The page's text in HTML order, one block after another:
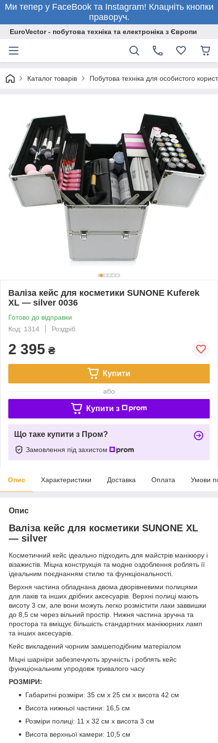
Ми тепер у FaceBook та Instagram! Клацніть кнопки
праворуч.
EuroVector - побутова техніка та електроніка з Європи
Каталог товарів Побутова техніка для особистого
Валіза кейс для косметики SUNONE Kuferek
XL — silver 0036
Готово до відправки
Код: 1314
Роздріб
2 395 ₴
Купити
або
Купити з
Що таке купити з Пром?
Замовлення під захистом
Опис Характеристики Доставка Оплата Умови
Опис
Валіза кейс для косметики SUNONE XL
— silver
Косметичний кейс ідеально підходить для майстрів манікюру і
візажистів. Міцна конструкція та модне оздоблення роблять її
ідеальним поєднанням стилю та функціональності.
Верхня частина обладнана двома дворівневими полицями
для лаків та інших дрібних аксесуарів. Верхні полиці мають
висоту 3 см, але вони можуть легко розмістити лаки заввишки
до 8,5 см через вільний простір. Нижня частина зручна та
простора та вміщує більшість стандартних манікюрних ламп
та інших аксесуарів.
Кейс викладений чорним замшеподібним матеріалом
Міцні шарніри забезпечують зручність і роблять кейс
функціональним упродовж тривалого часу
РОЗМІРИ:
Габаритні розміри: 35 см х 25 см х висота 42 см
Висота нижньої частини: 16,5 см
Розміри полиці: 11 x 32 см х висота 3 см
Висота верхньої камери: 10,5 см